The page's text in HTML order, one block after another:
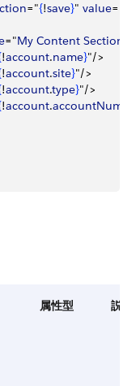
="{!save}" value="
="My Content Section
!account.name}"/>
!account.site}"/>
!account.type}"/>
!account.
属性型 説明